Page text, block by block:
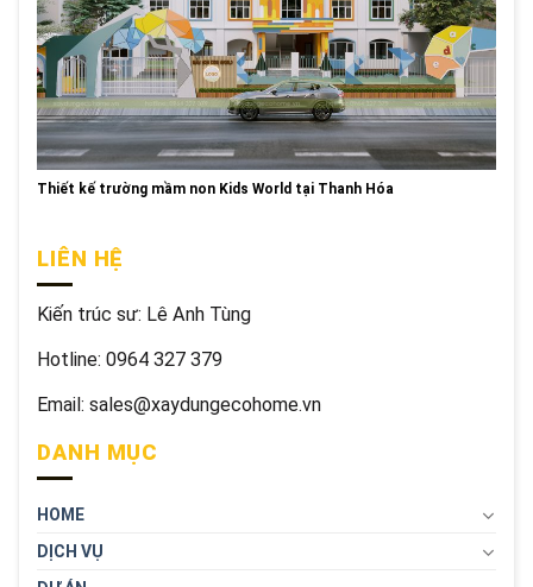
Thiết kế trường mầm non Kids World tại Thanh Hóa
LIÊN HỆ
Kiến trúc sư: Lê Anh Tùng
Hotline: 0964 327 379
Email: sales@xaydungecohome.vn
DANH MỤC
HOME
DỊCH VỤ